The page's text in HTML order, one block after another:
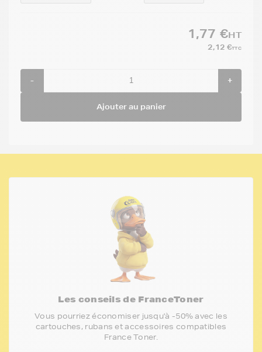
1,77 €HT
2,12 €TTC
- +
Ajouter au panier
Les conseils de FranceToner
Vous pourriez économiser jusqu'à -50% avec les
cartouches, rubans et accessoires compatibles
France Toner.